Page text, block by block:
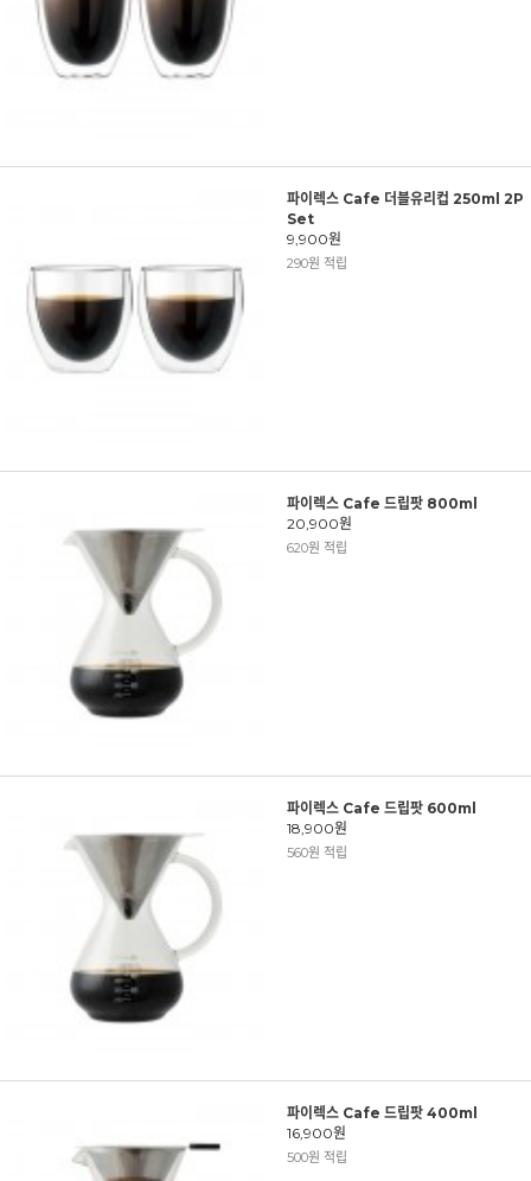
파이렉스 Cafe 더블유리컵 250ml 2P
Set
9,900원
290원 적립
파이렉스 Cafe 드립팟 800ml
20,900원
620원 적립
파이렉스 Cafe 드립팟 600ml
18,900원
560원 적립
파이렉스 Cafe 드립팟 400ml
16,900원
500원 적립